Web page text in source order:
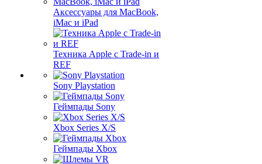
Аксессуары для MacBook,
iMac и iPad
Техника Apple с Trade-in и
REF
Sony Playstation
Геймпады Sony
Xbox Series X/S
Геймпады Xbox